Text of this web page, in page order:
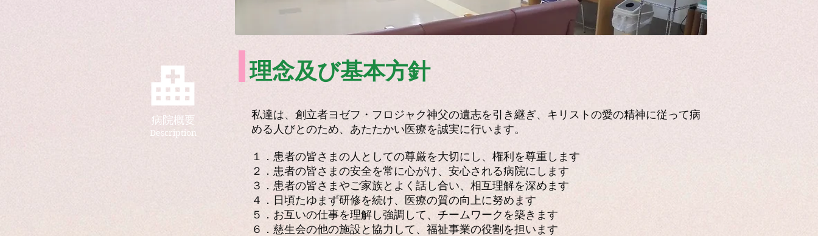
病院概要
Description
理念及び基本方針
私達は、創立者ヨゼフ・フロジャク神父の遺志を引き継ぎ、キリストの愛の精神に従って病
める人びとのため、あたたかい医療を誠実に行います。
１．患者の皆さまの人としての尊厳を大切にし、権利を尊重します
２．患者の皆さまの安全を常に心がけ、安心される病院にします
３．患者の皆さまやご家族とよく話し合い、相互理解を深めます
４．日頃たゆまず研修を続け、医療の質の向上に努めます
５．お互いの仕事を理解し強調して、チームワークを築きます
６．慈生会の他の施設と協力して、福祉事業の役割を担います